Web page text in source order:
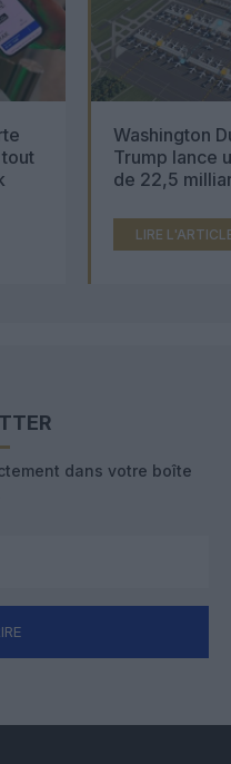
Washington
Trump lance
de 22,5
LIRE
dans votre boîte